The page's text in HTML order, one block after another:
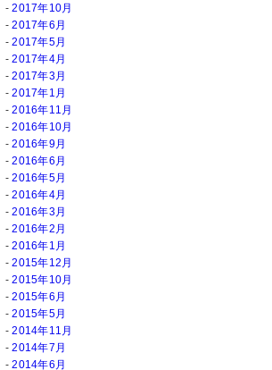
2017年10月
2017年6月
2017年5月
2017年4月
2017年3月
2017年1月
2016年11月
2016年10月
2016年9月
2016年6月
2016年5月
2016年4月
2016年3月
2016年2月
2016年1月
2015年12月
2015年10月
2015年6月
2015年5月
2014年11月
2014年7月
2014年6月